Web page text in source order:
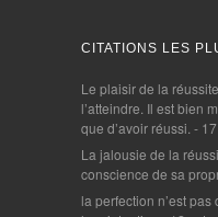
CITATIONS LES
Le plaisir de la
l’atteindre. Il est bien
que d’avoir réussi. -
La jalousie de la
conscience de sa
la perfection n’est